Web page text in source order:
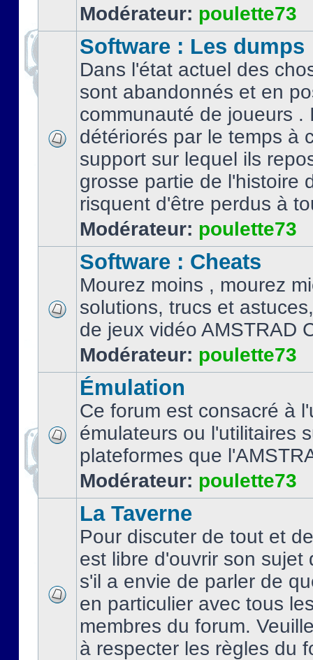
Modérateur: poulette73
Software : Les dumps
Dans l'état actuel des
sont abandonnés et en
communauté de joueurs .
détériorés par le temps à
support sur lequel ils
grosse partie de l'histoire
risquent d'être perdus à
Modérateur: poulette73
Software : Cheats
Mourez moins , mourez
solutions, trucs et
de jeux vidéo AMSTRAD
Modérateur: poulette73
Émulation
Ce forum est consacré à
émulateurs ou l'utilitaires
plateformes que
Modérateur: poulette73
La Taverne
Pour discuter de tout et
est libre d'ouvrir son sujet
s'il a envie de parler de
en particulier avec tous
membres du forum.
à respecter les règles du